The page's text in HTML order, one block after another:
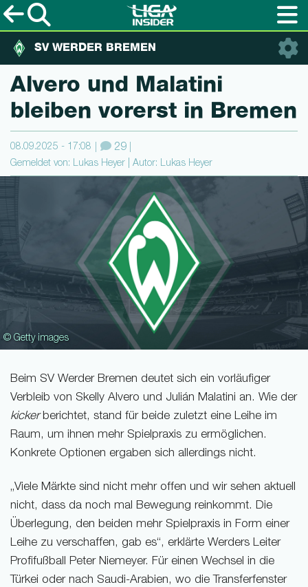
SV WERDER BREMEN
Alvero und Malatini
bleiben vorerst in Bremen
08.09.2025 - 17:08 29
Gemeldet von: Lukas Heyer | Autor: Lukas Heyer
© Getty images
Beim SV Werder Bremen deutet sich ein vorläufiger
Verbleib von Skelly Alvero und Julián Malatini an. Wie der
kickerberichtet, stand für beide zuletzt eine Leihe im
Raum, um ihnen mehr Spielpraxis zu ermöglichen.
Konkrete Optionen ergaben sich allerdings nicht.
„Viele Märkte sind nicht mehr offen und wir sehen aktuell
nicht, dass da noch mal Bewegung reinkommt. Die
Überlegung, den beiden mehr Spielpraxis in Form einer
Leihe zu verschaffen, gab es“, erklärte Werders Leiter
Profifußball Peter Niemeyer. Für einen Wechsel in die
Türkei oder nach Saudi-Arabien, wo die Transferfenster